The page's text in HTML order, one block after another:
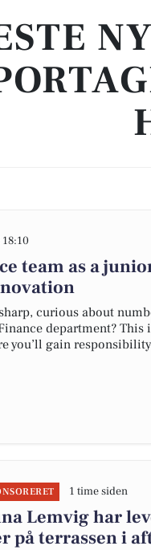
team as a
curious about
department? This
you’ll gain
1 time siden
Lemvig har
på terrassen i